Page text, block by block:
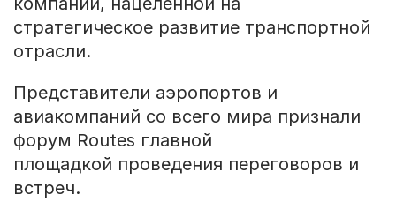
стратегическое развитие транспортной
отрасли.
Представители аэропортов и
авиакомпаний со всего мира признали
форум Routes главной
площадкой проведения переговоров и
встреч.